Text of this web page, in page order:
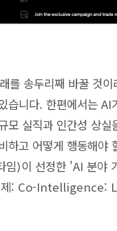
를 송두리째 바꿀 것
습니다. 한편에서는
모 실직과 인간성 상
하고 어떻게 행동해야
임⟩이 선정한 'AI 분
제: Co-